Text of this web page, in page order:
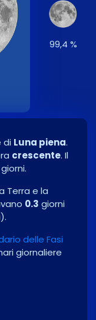
99,4 %
di Luna piena.
crescente. Il
giorni.
Terra e la
0.3 giorni
).
delle Fasi
giornaliere